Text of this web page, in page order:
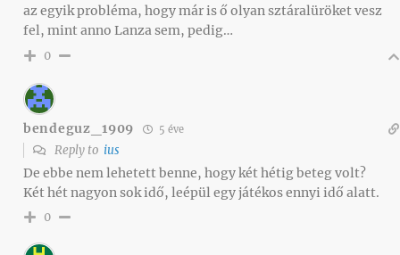
az egyik probléma, hogy már is ő olyan sztáralüröket vesz
fel, mint anno Lanza sem, pedig…
0
bendeguz_1909 5 éve
Reply to ius
De ebbe nem lehetett benne, hogy két hétig beteg volt?
Két hét nagyon sok idő, leépül egy játékos ennyi idő alatt.
0